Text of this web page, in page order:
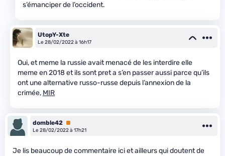
s’émanciper de l’occident.
UtopY-Xte
Le 28/02/2022 à 16h17
Oui, et meme la russie avait menacé de les interdire elle
meme en 2018 et ils sont pret a s’en passer aussi parce qu’ils
ont une alternative russo-russe depuis l’annexion de la
crimée, MIR
domble42 Premium
Le 28/02/2022 à 17h21
Je lis beaucoup de commentaire ici et ailleurs qui doutent de